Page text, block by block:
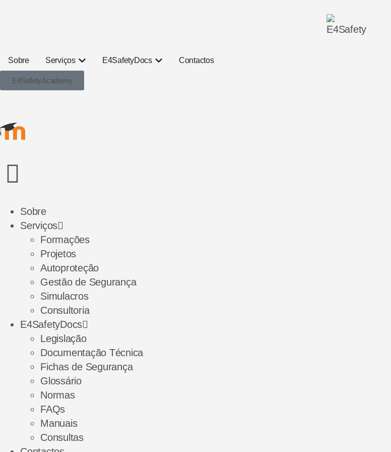
Sobre Serviços E4SafetyDocs Contactos
E4SafetyAcademy
Sobre
Serviços
Formações
Projetos
Autoproteção
Gestão de Segurança
Simulacros
Consultoria
E4SafetyDocs
Legislação
Documentação Técnica
Fichas de Segurança
Glossário
Normas
FAQs
Manuais
Consultas